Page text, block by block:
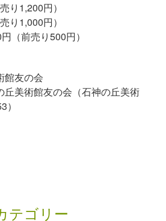
1,200円）
り1,000円）
（前売り500円）
友の会
丘美術館友の会（石神の丘美術
テゴリー